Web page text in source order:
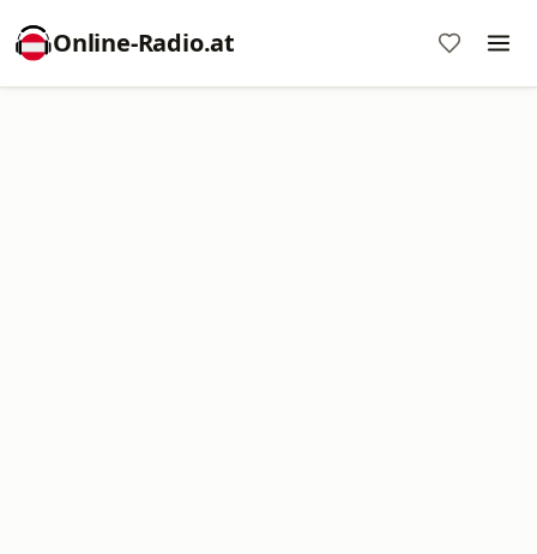
Online‑Radio.at